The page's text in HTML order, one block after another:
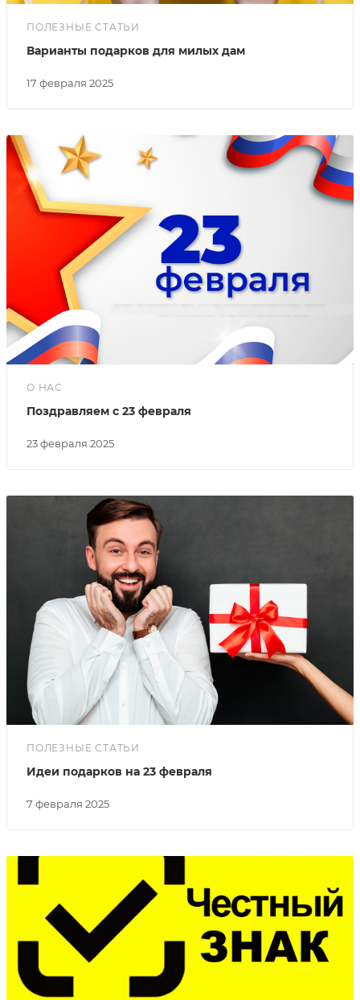
ПОЛЕЗНЫЕ СТАТЬИ
17 февраля 2025
Варианты подарков для милых дам
О НАС
23 февраля 2025
Поздравляем с 23 февраля
ПОЛЕЗНЫЕ СТАТЬИ
7 февраля 2025
Идеи подарков на 23 февраля